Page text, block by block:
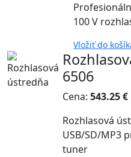
100 V
Vložiť do
6506
Cena: 543.25 €
Rozhlasová
USB/SD/MP3
tuner